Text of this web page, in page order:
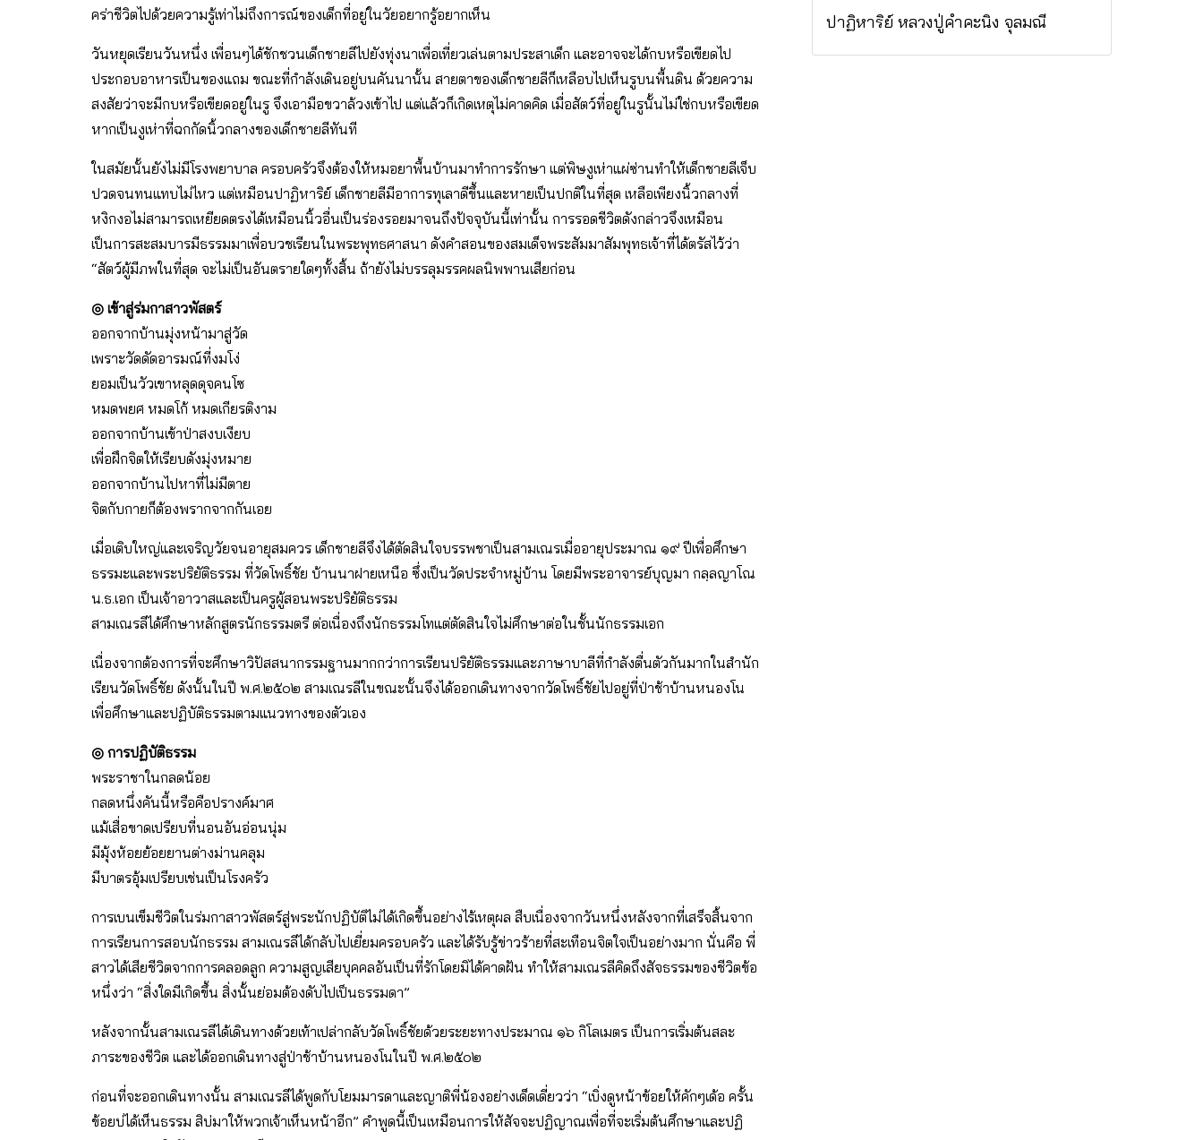
คร่าชีวิตไปด้วยความรู้เท่าไม่ถึงการณ์ของเด็กที่อยู่ในวัยอยากรู้อยากเห็น
วันหยุดเรียนวันหนึ่ง เพื่อนๆได้ชักชวนเด็กชายลีไปยังทุ่งนาเพื่อเที่ยวเล่นตามประสาเด็ก และอาจจะได้กบหรือเขียดไป
ประกอบอาหารเป็นของแถม ขณะที่กำลังเดินอยู่บนคันนานั้น สายตาของเด็กชายลีก็เหลือบไปเห็นรูบนพื้นดิน ด้วยความ
สงสัยว่าจะมีกบหรือเขียดอยู่ในรู จึงเอามือขวาล้วงเข้าไป แต่แล้วก็เกิดเหตุไม่คาดคิด เมื่อสัตว์ที่อยู่ในรูนั้นไม่ใช่กบหรือเขียด
หากเป็นงูเห่าที่ฉกกัดนิ้วกลางของเด็กชายลีทันที
ในสมัยนั้นยังไม่มีโรงพยาบาล ครอบครัวจึงต้องให้หมอยาพื้นบ้านมาทำการรักษา แต่พิษงูเห่าแผ่ซ่านทำให้เด็กชายลีเจ็บ
ปวดจนทนแทบไม่ไหว แต่เหมือนปาฏิหาริย์ เด็กชายลีมีอาการทุเลาดีขึ้นและหายเป็นปกติในที่สุด เหลือเพียงนิ้วกลางที่
หงิกงอไม่สามารถเหยียดตรงได้เหมือนนิ้วอื่นเป็นร่องรอยมาจนถึงปัจจุบันนี้เท่านั้น การรอดชีวิตดังกล่าวจึงเหมือน
เป็นการสะสมบารมีธรรมมาเพื่อบวชเรียนในพระพุทธศาสนา ดังคำสอนของสมเด็จพระสัมมาสัมพุทธเจ้าที่ได้ตรัสไว้ว่า
“สัตว์ผู้มีภพในที่สุด จะไม่เป็นอันตรายใดๆทั้งสิ้น ถ้ายังไม่บรรลุมรรคผลนิพพานเสียก่อน
◎ เข้าสู่ร่มกาสาวพัสตร์
ออกจากบ้านมุ่งหน้ามาสู่วัด
เพราะวัดดัดอารมณ์ที่งมโง่
ยอมเป็นวัวเขาหลุดดุจคนโซ
หมดพยศ หมดโก้ หมดเกียรติงาม
ออกจากบ้านเข้าป่าสงบเงียบ
เพื่อฝึกจิตให้เรียบดังมุ่งหมาย
ออกจากบ้านไปหาที่ไม่มีตาย
จิตกับกายก็ต้องพรากจากกันเอย
เมื่อเติบใหญ่และเจริญวัยจนอายุสมควร เด็กชายลีจึงได้ตัดสินใจบรรพชาเป็นสามเณรเมื่ออายุประมาณ ๑๙ ปีเพื่อศึกษา
ธรรมะและพระปริยัติธรรม ที่วัดโพธิ์ชัย บ้านนาฝายเหนือ ซึ่งเป็นวัดประจำหมู่บ้าน โดยมีพระอาจารย์บุญมา กลฺลญาโณ
น.ธ.เอก เป็นเจ้าอาวาสและเป็นครูผู้สอนพระปริยัติธรรม
สามเณรลีได้ศึกษาหลักสูตรนักธรรมตรี ต่อเนื่องถึงนักธรรมโทแต่ตัดสินใจไม่ศึกษาต่อในชั้นนักธรรมเอก
เนื่องจากต้องการที่จะศึกษาวิปัสสนากรรมฐานมากกว่าการเรียนปริยัติธรรมและภาษาบาลีที่กำลังตื่นตัวกันมากในสำนัก
เรียนวัดโพธิ์ชัย ดังนั้นในปี พ.ศ.๒๕๐๒ สามเณรลีในขณะนั้นจึงได้ออกเดินทางจากวัดโพธิ์ชัยไปอยู่ที่ป่าช้าบ้านหนองโน
เพื่อศึกษาและปฏิบัติธรรมตามแนวทางของตัวเอง
◎ การปฏิบัติธรรม
พระราชาในกลดน้อย
กลดหนึ่งคันนี้หรือคือปรางค์มาศ
แม้เสื่อขาดเปรียบที่นอนอันอ่อนนุ่ม
มีมุ้งห้อยย้อยยานต่างม่านคลุม
มีบาตรอุ้มเปรียบเช่นเป็นโรงครัว
การเบนเข็มชีวิตในร่มกาสาวพัสตร์สู่พระนักปฏิบัติไม่ได้เกิดขึ้นอย่างไร้เหตุผล สืบเนื่องจากวันหนึ่งหลังจากที่เสร็จสิ้นจาก
การเรียนการสอบนักธรรม สามเณรลีได้กลับไปเยี่ยมครอบครัว และได้รับรู้ข่าวร้ายที่สะเทือนจิตใจเป็นอย่างมาก นั่นคือ พี่
สาวได้เสียชีวิตจากการคลอดลูก ความสูญเสียบุคคลอันเป็นที่รักโดยมิได้คาดฝัน ทำให้สามเณรลีคิดถึงสัจธรรมของชีวิตข้อ
หนึ่งว่า “สิ่งใดมีเกิดขึ้น สิ่งนั้นย่อมต้องดับไปเป็นธรรมดา”
หลังจากนั้นสามเณรลีได้เดินทางด้วยเท้าเปล่ากลับวัดโพธิ์ชัยด้วยระยะทางประมาณ ๑๖ กิโลเมตร เป็นการเริ่มต้นสละ
ภาระของชีวิต และได้ออกเดินทางสู่ป่าช้าบ้านหนองโนในปี พ.ศ.๒๕๐๒
ก่อนที่จะออกเดินทางนั้น สามเณรลีได้พูดกับโยมมารดาและญาติพี่น้องอย่างเด็ดเดี่ยวว่า “เบิ่งดูหน้าข้อยให้คักๆเด้อ ครั้น
ข้อยบ่ได้เห็นธรรม สิบ่มาให้พวกเจ้าเห็นหน้าอีก” คำพูดนี้เป็นเหมือนการให้สัจจะปฏิญาณเพื่อที่จะเริ่มต้นศึกษาและปฏิ
ปาฏิหาริย์ หลวงปู่คำคะนิง จุลมณี